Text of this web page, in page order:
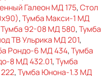
Галеон МД 175,Стол
,Тумба Макси-1 МД
Тумба 92-08 МД 580,Тумба
ТВ Ульрика МД 201,
Рондо-6 МД 434,Тумба
8 МД 432.01,Тумба
,Тумба Юнона-1.3 МД